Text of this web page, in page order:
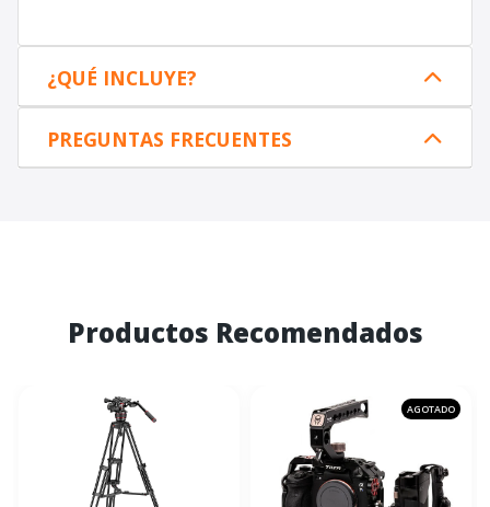
¿QUÉ INCLUYE?
PREGUNTAS FRECUENTES
Productos Recomendados
AGOTADO